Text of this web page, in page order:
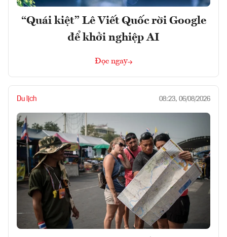
“Quái kiệt” Lê Viết Quốc rời Google
để khởi nghiệp AI
Đọc ngay
Du lịch 08:23, 06/08/2026